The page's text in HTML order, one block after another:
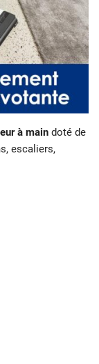
à main doté de
escaliers,